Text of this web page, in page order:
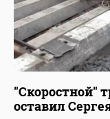
"Скоростной"
оставил